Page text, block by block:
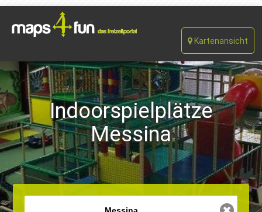
Kartenansicht
Indoorspielplätze
Messina